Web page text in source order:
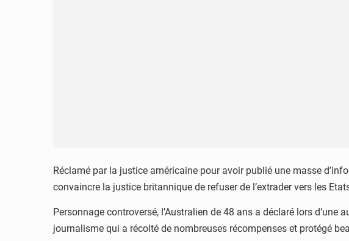
Réclamé par la justice américaine pour avoir publié une masse
convaincre la justice britannique de refuser de l’extrader vers les
Personnage controversé, l’Australien de 48 ans a déclaré lors
journalisme qui a récolté de nombreuses récompenses et protégé